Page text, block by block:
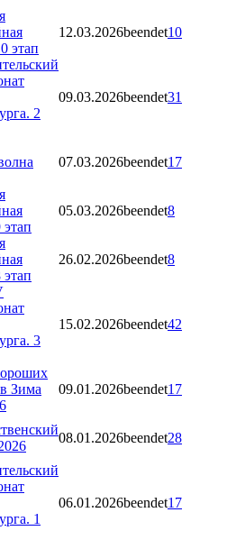
этап
12.03.2026beendet10
2
09.03.2026beendet31
07.03.2026beendet17
05.03.2026beendet8
26.02.2026beendet8
3
15.02.2026beendet42
Зима
09.01.2026beendet17
08.01.2026beendet28
1
06.01.2026beendet17